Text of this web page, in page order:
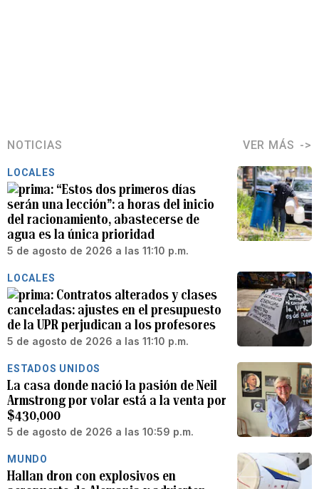
NOTICIAS VER MÁS
LOCALES
“Estos dos primeros días
serán una lección”: a horas del inicio
del racionamiento, abastecerse de
agua es la única prioridad
5 de agosto de 2026 a las 11:10 p.m.
LOCALES
Contratos alterados y clases
canceladas: ajustes en el presupuesto
de la UPR perjudican a los profesores
5 de agosto de 2026 a las 11:10 p.m.
ESTADOS UNIDOS
La casa donde nació la pasión de Neil
Armstrong por volar está a la venta por
$430,000
5 de agosto de 2026 a las 10:59 p.m.
MUNDO
Hallan dron con explosivos en